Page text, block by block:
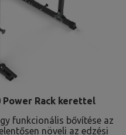
Power Rack kerettel
funkcionális bővítése az
növeli az edzési